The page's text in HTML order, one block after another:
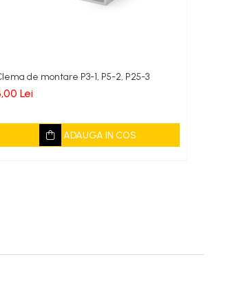
de montare P3-1, P5-2, P25-3
Lei
ADAUGA IN COS